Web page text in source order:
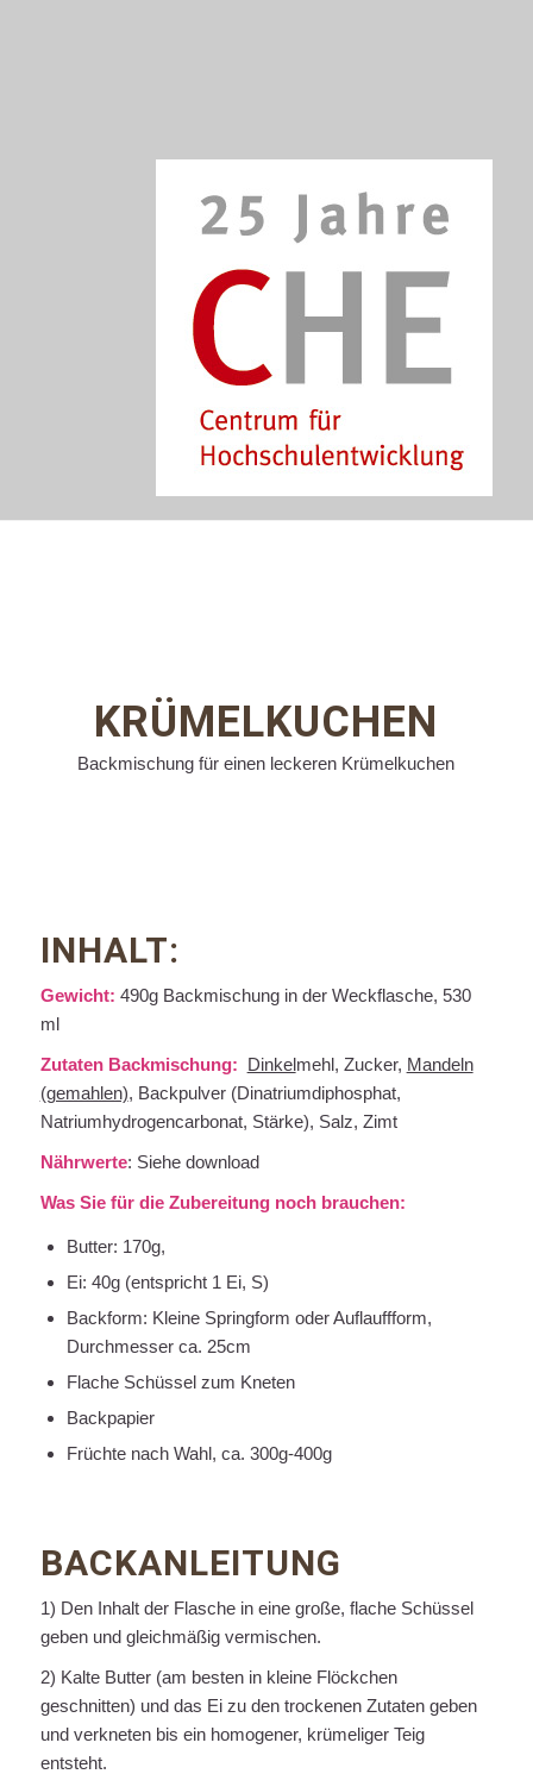
KRÜMELKUCHEN
Backmischung für einen leckeren Krümelkuchen
INHALT:
Gewicht: 490g Backmischung in der Weckflasche, 530
ml
Zutaten Backmischung: Dinkelmehl, Zucker, Mandeln
(gemahlen), Backpulver (Dinatriumdiphosphat,
Natriumhydrogencarbonat, Stärke), Salz, Zimt
Nährwerte: Siehe download
Was Sie für die Zubereitung noch brauchen:
Butter: 170g,
Ei: 40g (entspricht 1 Ei, S)
Backform: Kleine Springform oder Auflauffform,
Durchmesser ca. 25cm
Flache Schüssel zum Kneten
Backpapier
Früchte nach Wahl, ca. 300g-400g
BACKANLEITUNG
1) Den Inhalt der Flasche in eine große, flache Schüssel
geben und gleichmäßig vermischen.
2) Kalte Butter (am besten in kleine Flöckchen
geschnitten) und das Ei zu den trockenen Zutaten geben
und verkneten bis ein homogener, krümeliger Teig
entsteht.